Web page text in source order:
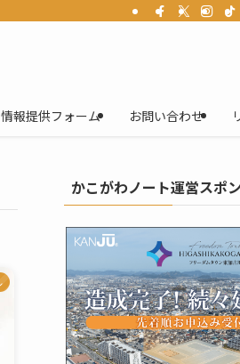
情報提供フォーム お問い合わせ
かこがわノート運営スポ